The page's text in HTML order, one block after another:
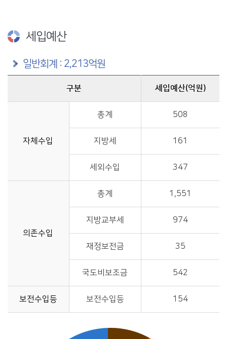
세입예산
일반회계 : 2,213억원
구분 세입예산(억원)
자체수입
총계 508
지방세 161
세외수입 347
의존수입
총계 1,551
지방교부세 974
재정보전금 35
국도비보조금 542
보전수입등 보전수입등 154